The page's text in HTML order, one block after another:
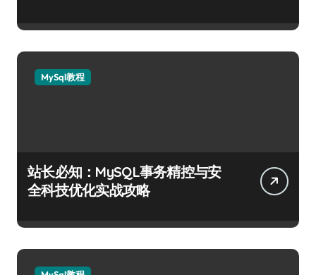
MySql教程
站长必知：MySQL事务精控与安
全科技优化实战攻略